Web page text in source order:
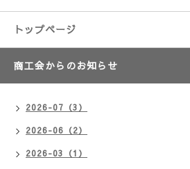
トップページ
商工会からのお知らせ
2026-07（3）
2026-06（2）
2026-03（1）